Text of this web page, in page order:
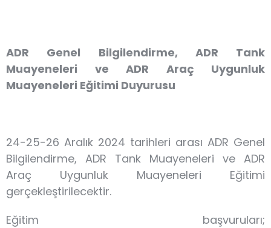
ADR Genel Bilgilendirme, ADR Tank
Muayeneleri ve ADR Araç Uygunluk
Muayeneleri Eğitimi Duyurusu
24-25-26 Aralık 2024 tarihleri arası ADR Genel
Bilgilendirme, ADR Tank Muayeneleri ve ADR
Araç Uygunluk Muayeneleri Eğitimi
gerçekleştirilecektir.
Eğitim başvuruları;